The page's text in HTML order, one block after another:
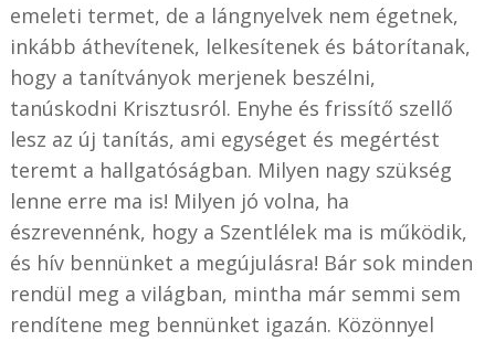
emeleti termet, de a lángnyelvek nem égetnek,
inkább áthevítenek, lelkesítenek és bátorítanak,
hogy a tanítványok merjenek beszélni,
tanúskodni Krisztusról. Enyhe és frissítő szellő
lesz az új tanítás, ami egységet és megértést
teremt a hallgatóságban. Milyen nagy szükség
lenne erre ma is! Milyen jó volna, ha
észrevennénk, hogy a Szentlélek ma is működik,
és hív bennünket a megújulásra! Bár sok minden
rendül meg a világban, mintha már semmi sem
rendítene meg bennünket igazán. Közönnyel